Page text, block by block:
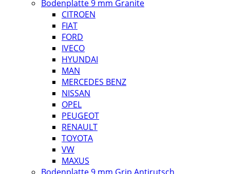
Bodenplatte 9 mm Granite
CITROEN
FIAT
FORD
IVECO
HYUNDAI
MAN
MERCEDES BENZ
NISSAN
OPEL
PEUGEOT
RENAULT
TOYOTA
VW
MAXUS